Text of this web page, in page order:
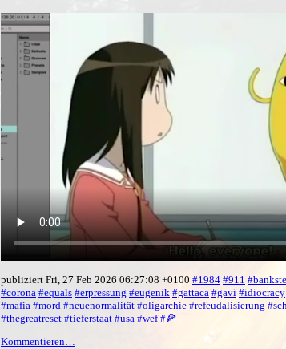
publiziert Fri, 27 Feb 2026 06:27:08 +0100 #1984 #911
#corona #equals #erpressung #eugenik #gattaca #gavi #idiocracy
#mafia #mord #neuenormalität #oligarchie #refeudalisierung
#thegreatreset #tieferstaat #usa #wef #🍕
Kommentieren…